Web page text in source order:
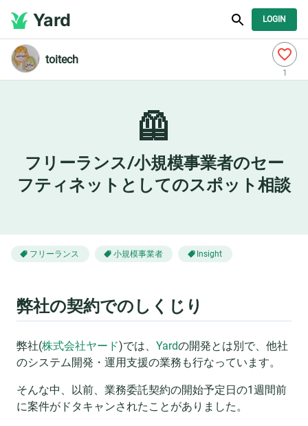
Yard LOGIN
toitech
1
🦺
フリーランス/小規模事業者のセー
フティネットとしてのスポット相談
フリーランス 小規模事業者 Insight
弊社の契約でのしくじり
弊社(株式会社ヤード)では、 Yardの開発とは別で、他社
のシステム開発・運用支援の業務も行なっています。
そんな中、以前、業務委託契約の開始予定日の1週間前
に案件がドタキャンされたことがありました。